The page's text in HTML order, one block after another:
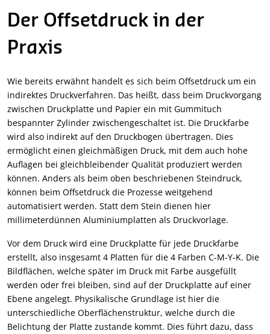
Der Offsetdruck in der
Praxis
Wie bereits erwähnt handelt es sich beim Offsetdruck um ein
indirektes Druckverfahren. Das heißt, dass beim Druckvorgang
zwischen Druckplatte und Papier ein mit Gummituch
bespannter Zylinder zwischengeschaltet ist. Die Druckfarbe
wird also indirekt auf den Druckbogen übertragen. Dies
ermöglicht einen gleichmäßigen Druck, mit dem auch hohe
Auflagen bei gleichbleibender Qualität produziert werden
können. Anders als beim oben beschriebenen Steindruck,
können beim Offsetdruck die Prozesse weitgehend
automatisiert werden. Statt dem Stein dienen hier
millimeterdünnen Aluminiumplatten als Druckvorlage.
Vor dem Druck wird eine Druckplatte für jede Druckfarbe
erstellt, also insgesamt 4 Platten für die 4 Farben C-M-Y-K. Die
Bildflächen, welche später im Druck mit Farbe ausgefüllt
werden oder frei bleiben, sind auf der Druckplatte auf einer
Ebene angelegt. Physikalische Grundlage ist hier die
unterschiedliche Oberflächenstruktur, welche durch die
Belichtung der Platte zustande kommt. Dies führt dazu, dass